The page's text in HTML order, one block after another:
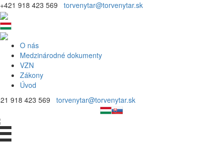
+421 918 423 569 torvenytar@torvenytar.sk
O nás
Medzinárodné dokumenty
VZN
Zákony
Úvod
918 423 569 torvenytar@torvenytar.sk